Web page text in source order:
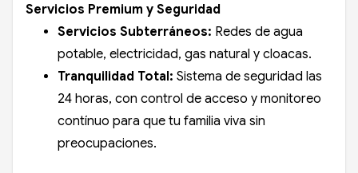
Servicios Premium y Seguridad
Servicios Subterráneos: Redes de agua
potable, electricidad, gas natural y cloacas.
Tranquilidad Total: Sistema de seguridad las
24 horas, con control de acceso y monitoreo
contínuo para que tu familia viva sin
preocupaciones.